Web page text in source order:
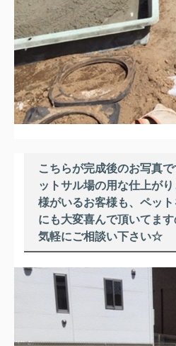
こちらが完成後のお写真
ットサル場の用な仕上が
様がいるお客様も、ペッ
にも大変喜んで頂いてま
気軽にご相談い下さい☆